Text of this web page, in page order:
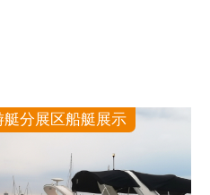
分展区船艇展示